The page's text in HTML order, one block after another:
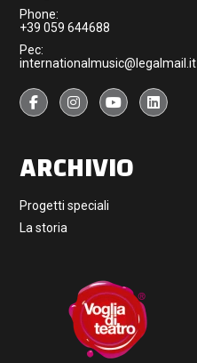
Phone:
+39 059 644688
Pec:
internationalmusic@legalmail.it
ARCHIVIO
Progetti speciali
La storia